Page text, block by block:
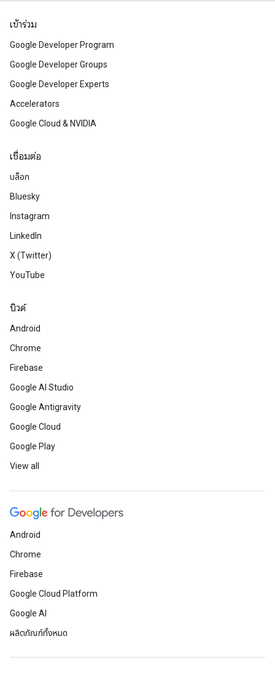
เข้าร่วม
Google Developer Program
Google Developer Groups
Google Developer Experts
Accelerators
Google Cloud & NVIDIA
เชื่อมต่อ
บล็อก
Bluesky
Instagram
LinkedIn
X (Twitter)
YouTube
บิวด์
Android
Chrome
Firebase
Google AI Studio
Google Antigravity
Google Cloud
Google Play
View all
Android
Chrome
Firebase
Google Cloud Platform
Google AI
ผลิตภัณฑ์ทั้งหมด